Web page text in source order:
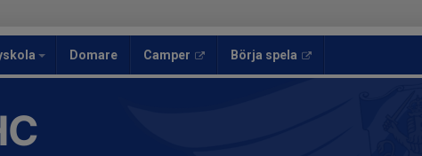
Domare Camper Börja spela